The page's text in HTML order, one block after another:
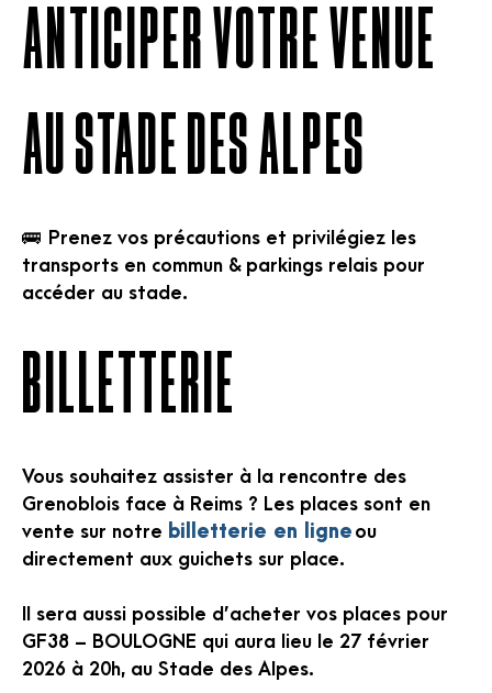
ANTICIPER VOTRE VENUE
AU STADE DES ALPES
🚌 Prenez vos précautions et privilégiez les
transports en commun & parkings relais pour
accéder au stade.
BILLETTERIE
Vous souhaitez assister à la rencontre des
Grenoblois face à Reims ? Les places sont en
vente sur notre billetterie en ligne ou
directement aux guichets sur place.
Il sera aussi possible d’acheter vos places pour
GF38 – BOULOGNE qui aura lieu le 27 février
2026 à 20h, au Stade des Alpes.